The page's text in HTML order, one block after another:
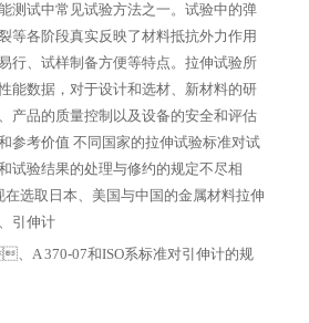
试中常见试验方法之一。试验中的弹
断裂等各阶段真实反映了材料抵抗外力作用
、试样制备方便等特点。拉伸试验所
据，对于设计和选材、新材料的研
、产品的质量控制以及设备的安全和评估
参考价值 不同国家的拉伸试验标准对试
序和试验结果的处理与修约的规定不尽相
在选取日本、美国与中国的金属材料拉伸
、引伸计
A 370-07和ISO系标准对引伸计的规